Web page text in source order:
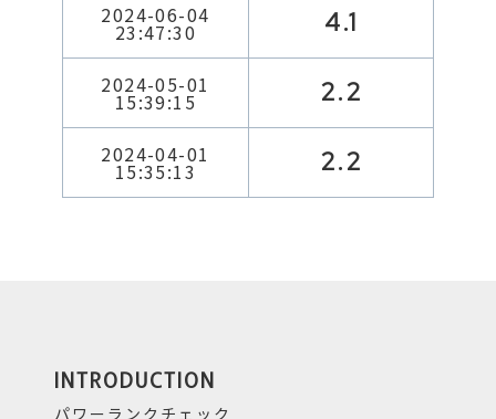
2024-06-04
23:47:30 4.1
2024-05-01
15:39:15 2.2
2024-04-01
15:35:13 2.2
INTRODUCTION
パワーランクチェック